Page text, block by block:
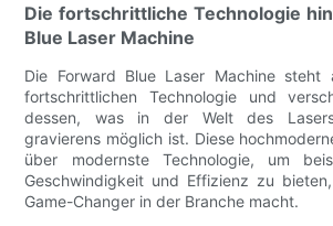
Die fortschrittliche Technologie
Blue Laser Machine
Die Forward Blue Laser Machine
fortschrittlichen Technologie und
dessen, was in der Welt des
gravierens möglich ist. Diese
über modernste Technologie, um
Geschwindigkeit und Effizienz zu
Game-Changer in der Branche macht.